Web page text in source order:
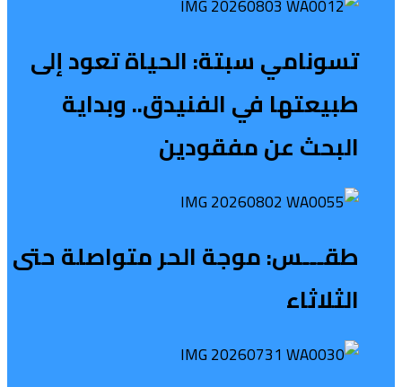
تسونامي سبتة: الحياة تعود إلى
طبيعتها في الفنيدق.. وبداية
البحث عن مفقودين
طقـــس: موجة الحر متواصلة حتى
الثلاثاء